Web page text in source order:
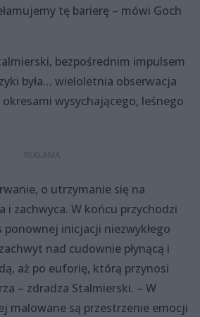
tę barierę – mówi Goch
bezpośrednim impulsem
była… wieloletnia obserwacja
wysychającego, leśnego
o utrzymanie się na
i zachwyca. W końcu przychodzi
ponownej inicjacji niezwykłego
nad cudownie płynącą i
aż po euforię, którą przynosi
– zdradza Stalmierski. – W
malowane są przestrzenie emocji